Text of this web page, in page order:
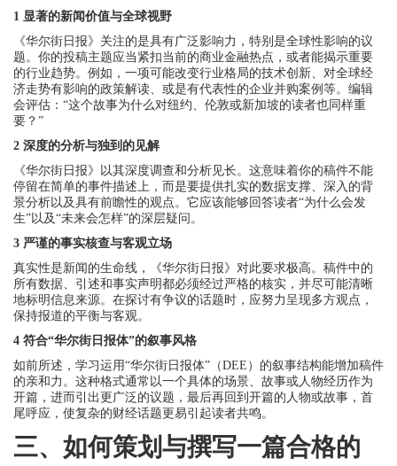
1 显著的新闻价值与全球视野
《华尔街日报》关注的是具有广泛影响力，特别是全球性影响的议
题。你的投稿主题应当紧扣当前的商业金融热点，或者能揭示重要
的行业趋势。例如，一项可能改变行业格局的技术创新、对全球经
济走势有影响的政策解读、或是有代表性的企业并购案例等。编辑
会评估：“这个故事为什么对纽约、伦敦或新加坡的读者也同样重
要？”
2 深度的分析与独到的见解
《华尔街日报》以其深度调查和分析见长。这意味着你的稿件不能
停留在简单的事件描述上，而是要提供扎实的数据支撑、深入的背
景分析以及具有前瞻性的观点。它应该能够回答读者“为什么会发
生”以及“未来会怎样”的深层疑问。
3 严谨的事实核查与客观立场
真实性是新闻的生命线，《华尔街日报》对此要求极高。稿件中的
所有数据、引述和事实声明都必须经过严格的核实，并尽可能清晰
地标明信息来源。在探讨有争议的话题时，应努力呈现多方观点，
保持报道的平衡与客观。
4 符合“华尔街日报体”的叙事风格
如前所述，学习运用“华尔街日报体”（DEE）的叙事结构能增加稿件
的亲和力。这种格式通常以一个具体的场景、故事或人物经历作为
开篇，进而引出更广泛的议题，最后再回到开篇的人物或故事，首
尾呼应，使复杂的财经话题更易引起读者共鸣。
三、如何策划与撰写一篇合格的